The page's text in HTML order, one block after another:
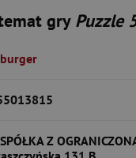
gry Puzzle
Z